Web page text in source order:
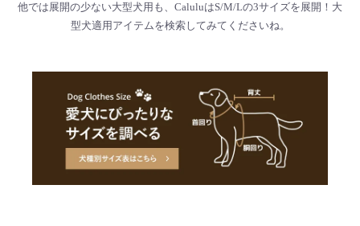
他では展開の少ない大型犬用も、CaluluはS/M/Lの3サイズを展開！大
型犬適用アイテムを検索してみてくださいね。